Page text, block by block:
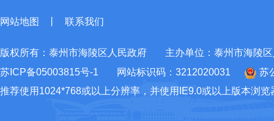
网站地图 联系我们
版权所有：泰州市海陵区人民政府
主办单位：泰州市海陵
苏ICP备05003815号-1
网站标识码：3212020031
苏
推荐使用1024*768或以上分辨率，并使用IE9.0或以上版本浏览